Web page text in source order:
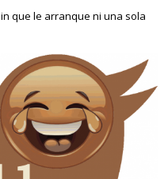
que le arranque ni una sola